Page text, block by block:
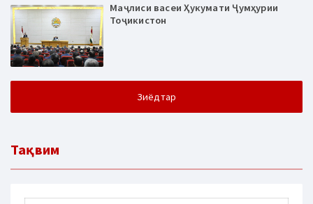
Маҷлиси васеи Ҳукумати Ҷумҳурии
Тоҷикистон
Зиёдтар
Тақвим